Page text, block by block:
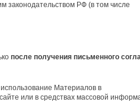
законодательством РФ (в том числе
после получения письменного
Материалов в
или в средствах массовой